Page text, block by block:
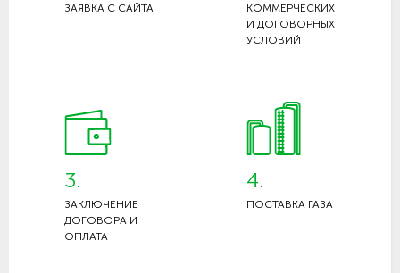
ЗАЯВКА С САЙТА
КОММЕРЧЕСКИХ
И ДОГОВОРНЫХ
УСЛОВИЙ
3.
ЗАКЛЮЧЕНИЕ
ДОГОВОРА И
ОПЛАТА
4.
ПОСТАВКА ГАЗА